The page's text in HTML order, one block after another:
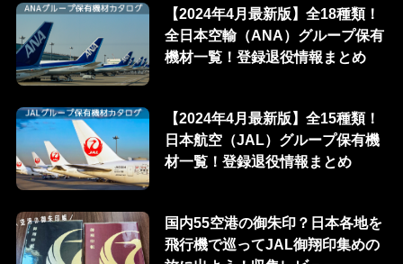
【2024年4月最新版】全18種類！
全日本空輸（ANA）グループ保有
機材一覧！登録退役情報まとめ
【2024年4月最新版】全15種類！
日本航空（JAL）グループ保有機
材一覧！登録退役情報まとめ
国内55空港の御朱印？日本各地を
飛行機で巡ってJAL御翔印集めの